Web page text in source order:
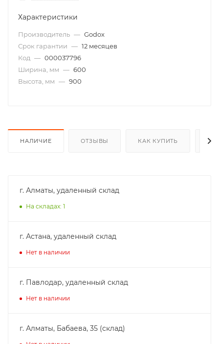
Характеристики
Производитель — Godox
Срок гарантии — 12 месяцев
Код — 000037796
Ширина, мм — 600
Высота, мм — 900
НАЛИЧИЕ ОТЗЫВЫ КАК КУПИТЬ
г. Алматы, удаленный склад
На складах: 1
г. Астана, удаленный склад
Нет в наличии
г. Павлодар, удаленный склад
Нет в наличии
г. Алматы, Бабаева, 35 (склад)